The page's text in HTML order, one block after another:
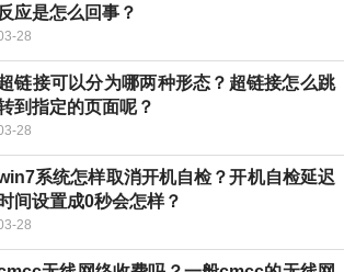
反应是怎么回事？
28
链接可以分为哪两种形态？超链接怎么跳
到指定的页面呢？
28
系统怎样取消开机自检？开机自检延迟
时间设置成0秒会怎样？
28